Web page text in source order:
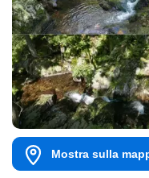
Mostra sulla